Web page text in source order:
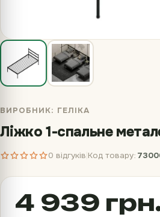
ВИРОБНИК: ГЕЛІКА
Ліжко 1-спальне
0 відгуків Код товару:
4 939